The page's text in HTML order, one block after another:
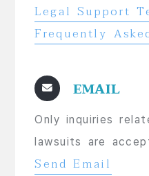
Legal Support
Frequently
EMAIL
Only inquiries
lawsuits are
Send Email